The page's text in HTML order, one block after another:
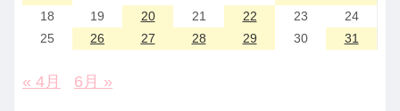
18
19 20 21 22 23
24
25
26 27 28 29 30 31
« 4月 6月 »